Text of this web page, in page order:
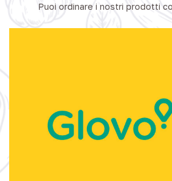
Puoi ordinare i nostri prodotti